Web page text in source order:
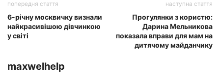
попередня стаття
6-річну москвичку визнали
найкрасивішою дівчинкою
у світі
наступна стаття
Прогулянки з користю:
Дарина Мельникова
показала вправи для мам на
дитячому майданчику
maxwelhelp